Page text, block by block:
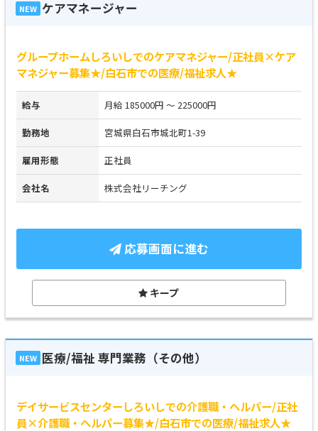
NEW ケアマネージャー
グループホームしろいしでのケアマネジャー/正社員×ケア
マネジャー募集★/白石市での医療/福祉求人★
給与 月給 185000円 ～ 225000円
勤務地 宮城県白石市城北町1-39
雇用形態 正社員
会社名 株式会社リーチング
応募画面に進む
キープ
NEW 医療/福祉 専門業務（その他）
デイサービスセンターしろいしでの介護職・ヘルパー/正社
員×介護職・ヘルパー募集★/白石市での医療/福祉求人★